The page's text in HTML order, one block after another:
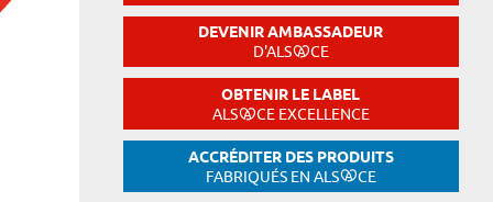
DEVENIR AMBASSADEUR
D'ALS CE
OBTENIR LE LABEL
ALS CE EXCELLENCE
ACCRÉDITER DES PRODUITS
FABRIQUÉS EN ALS CE